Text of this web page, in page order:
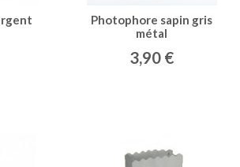
Photophore sapin gris
métal
3,90 €